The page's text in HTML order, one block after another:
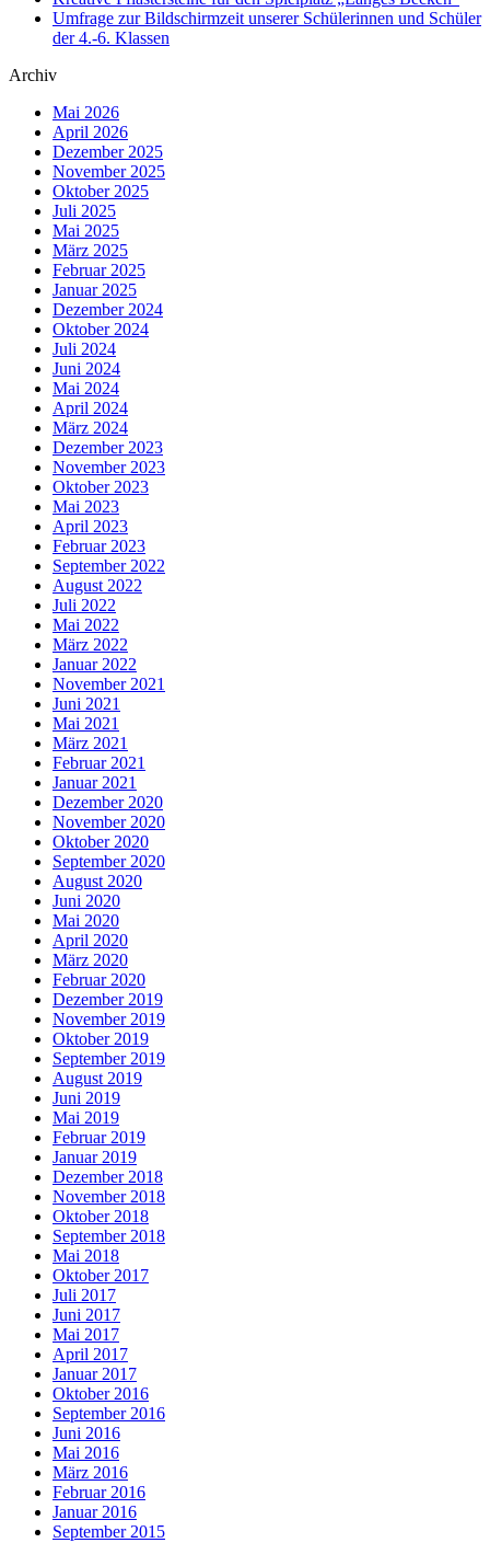
Umfrage zur Bildschirmzeit unserer Schülerinnen und Schüler
der 4.-6. Klassen
Archiv
Mai 2026
April 2026
Dezember 2025
November 2025
Oktober 2025
Juli 2025
Mai 2025
März 2025
Februar 2025
Januar 2025
Dezember 2024
Oktober 2024
Juli 2024
Juni 2024
Mai 2024
April 2024
März 2024
Dezember 2023
November 2023
Oktober 2023
Mai 2023
April 2023
Februar 2023
September 2022
August 2022
Juli 2022
Mai 2022
März 2022
Januar 2022
November 2021
Juni 2021
Mai 2021
März 2021
Februar 2021
Januar 2021
Dezember 2020
November 2020
Oktober 2020
September 2020
August 2020
Juni 2020
Mai 2020
April 2020
März 2020
Februar 2020
Dezember 2019
November 2019
Oktober 2019
September 2019
August 2019
Juni 2019
Mai 2019
Februar 2019
Januar 2019
Dezember 2018
November 2018
Oktober 2018
September 2018
Mai 2018
Oktober 2017
Juli 2017
Juni 2017
Mai 2017
April 2017
Januar 2017
Oktober 2016
September 2016
Juni 2016
Mai 2016
März 2016
Februar 2016
Januar 2016
September 2015